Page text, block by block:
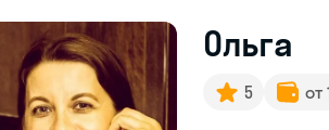
Ольга
5 от